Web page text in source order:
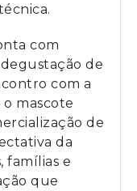
com
de
com a
o mascote
de
da
famílias e
que